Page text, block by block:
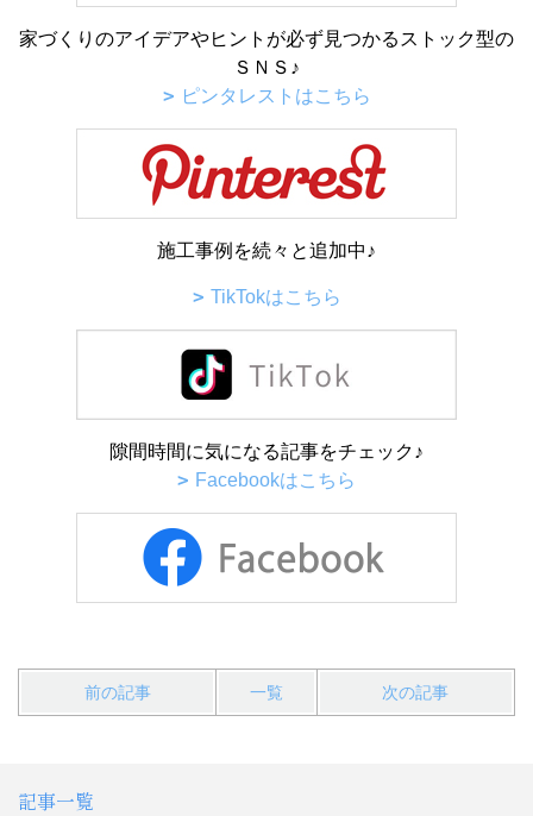
家づくりのアイデアやヒントが必ず見つかるストック型の
ＳＮＳ♪
ピンタレストはこちら
施工事例を続々と追加中♪
TikTokはこちら
隙間時間に気になる記事をチェック♪
Facebookはこちら
前の記事 一覧 次の記事
記事一覧